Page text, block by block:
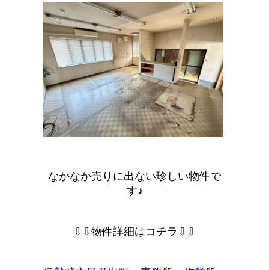
なかなか売りに出ない珍しい物件で
す♪
⇩⇩物件詳細はコチラ⇩⇩